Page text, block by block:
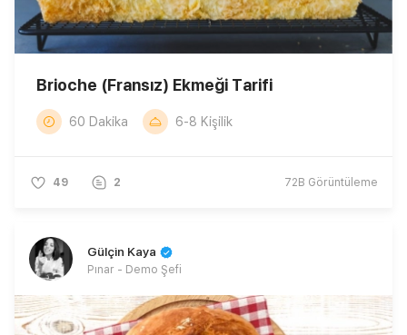
Brioche (Fransız) Ekmeği Tarifi
60 Dakika 6-8 Kişilik
49 2 72B Görüntüleme
Gülçin Kaya
Pınar - Demo Şefi